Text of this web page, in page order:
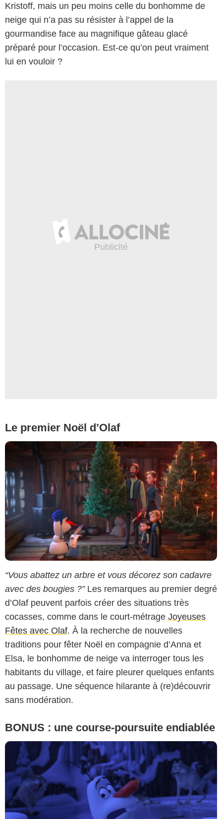
Kristoff, mais un peu moins celle du bonhomme de
neige qui n’a pas su résister à l’appel de la
gourmandise face au magnifique gâteau glacé
préparé pour l’occasion. Est-ce qu’on peut vraiment
lui en vouloir ?
Le premier Noël d’Olaf
“Vous abattez un arbre et vous décorez son cadavre
avec des bougies ?”Les remarques au premier degré
d’Olaf peuvent parfois créer des situations très
cocasses, comme dans le court-métrage Joyeuses
Fêtes avec Olaf. À la recherche de nouvelles
traditions pour fêter Noël en compagnie d’Anna et
Elsa, le bonhomme de neige va interroger tous les
habitants du village, et faire pleurer quelques enfants
au passage. Une séquence hilarante à (re)découvrir
sans modération.
BONUS : une course-poursuite endiablée